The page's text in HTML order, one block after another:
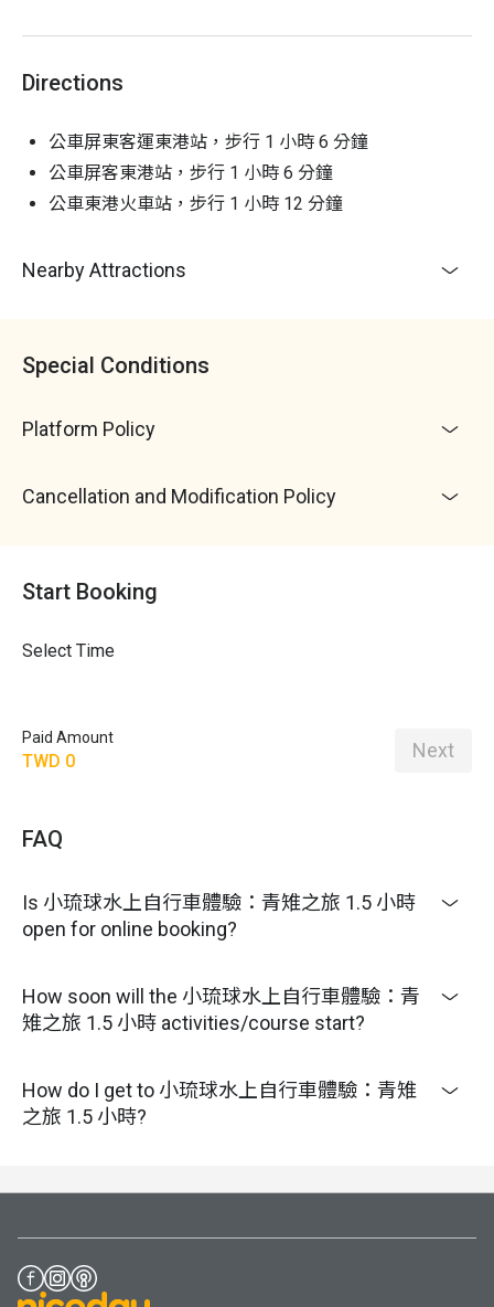
Directions
公車屏東客運東港站，步行 1 小時 6 分鐘
公車屏客東港站，步行 1 小時 6 分鐘
公車東港火車站，步行 1 小時 12 分鐘
Nearby Attractions
Special Conditions
Platform Policy
Cancellation and Modification Policy
Start Booking
Select Time
Paid Amount
TWD 0 Next
FAQ
Is 小琉球水上自行車體驗：青雉之旅 1.5 小時
open for online booking?
How soon will the 小琉球水上自行車體驗：青
雉之旅 1.5 小時 activities/course start?
How do I get to 小琉球水上自行車體驗：青雉
之旅 1.5 小時?